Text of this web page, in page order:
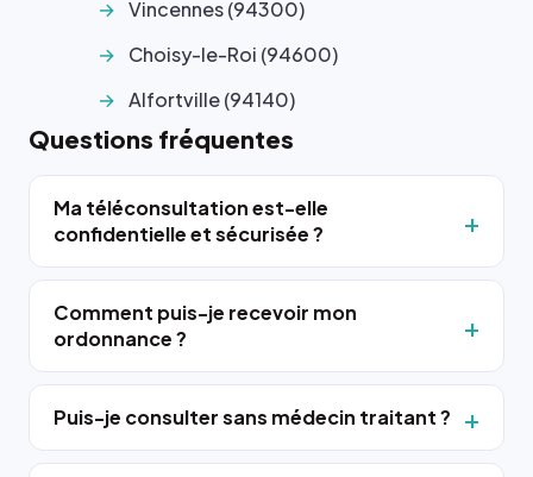
Vincennes (94300)
Choisy-le-Roi (94600)
Alfortville (94140)
Questions fréquentes
Ma téléconsultation est-elle
confidentielle et sécurisée ?
Comment puis-je recevoir mon
ordonnance ?
Puis-je consulter sans médecin traitant ?